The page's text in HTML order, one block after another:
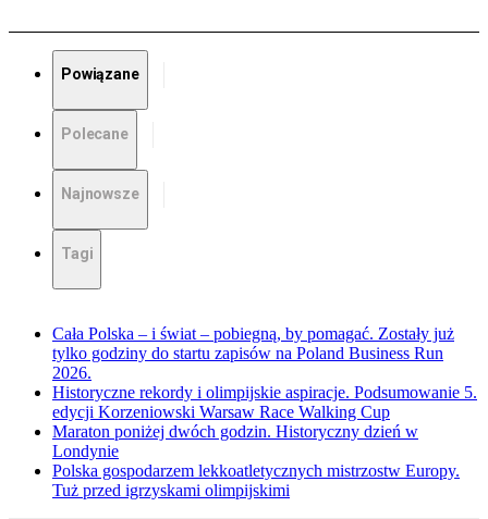
Powiązane
Polecane
Najnowsze
Tagi
Cała Polska – i świat – pobiegną, by pomagać. Zostały już
tylko godziny do startu zapisów na Poland Business Run
2026.
Historyczne rekordy i olimpijskie aspiracje. Podsumowanie 5.
edycji Korzeniowski Warsaw Race Walking Cup
Maraton poniżej dwóch godzin. Historyczny dzień w
Londynie
Polska gospodarzem lekkoatletycznych mistrzostw Europy.
Tuż przed igrzyskami olimpijskimi